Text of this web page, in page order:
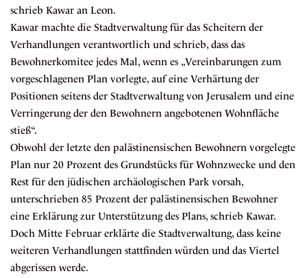
schrieb Kawar an Leon.
Kawar machte die Stadtverwaltung für das Scheitern der
Verhandlungen verantwortlich und schrieb, dass das
Bewohnerkomitee jedes Mal, wenn es „Vereinbarungen zum
vorgeschlagenen Plan vorlegte, auf eine Verhärtung der
Positionen seitens der Stadtverwaltung von Jerusalem und eine
Verringerung der den Bewohnern angebotenen Wohnfläche
stieß“.
Obwohl der letzte den palästinensischen Bewohnern vorgelegte
Plan nur 20 Prozent des Grundstücks für Wohnzwecke und den
Rest für den jüdischen archäologischen Park vorsah,
unterschrieben 85 Prozent der palästinensischen Bewohner
eine Erklärung zur Unterstützung des Plans, schrieb Kawar.
Doch Mitte Februar erklärte die Stadtverwaltung, dass keine
weiteren Verhandlungen stattfinden würden und das Viertel
abgerissen werde.